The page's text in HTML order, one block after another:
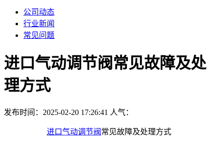
公司动态
行业新闻
常见问题
进口气动调节阀常见故障及处
理方式
发布时间：2025-02-20 17:26:41 人气：
进口气动调节阀 常见故障及处理方式